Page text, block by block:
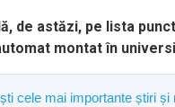
de astăzi, pe lista
montat în
cele mai importante știri